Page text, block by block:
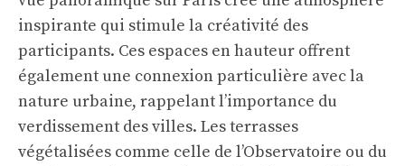
inspirante qui stimule la créativité des
participants. Ces espaces en hauteur offrent
également une connexion particulière avec la
nature urbaine, rappelant l’importance du
verdissement des villes. Les terrasses
végétalisées comme celle de l’Observatoire ou du